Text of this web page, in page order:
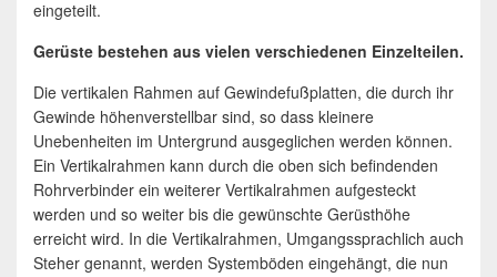
eingeteilt.
Gerüste bestehen aus vielen verschiedenen Einzelteilen.
Die vertikalen Rahmen auf Gewindefußplatten, die durch ihr
Gewinde höhenverstellbar sind, so dass kleinere
Unebenheiten im Untergrund ausgeglichen werden können.
Ein Vertikalrahmen kann durch die oben sich befindenden
Rohrverbinder ein weiterer Vertikalrahmen aufgesteckt
werden und so weiter bis die gewünschte Gerüsthöhe
erreicht wird. In die Vertikalrahmen, Umgangssprachlich auch
Steher genannt, werden Systemböden eingehängt, die nun